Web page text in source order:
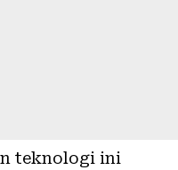
teknologi ini